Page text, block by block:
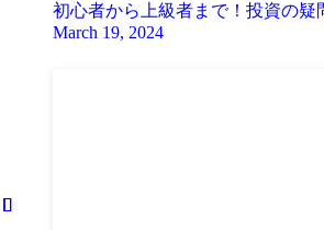
初心者から上級者まで！投資の疑
March 19, 2024